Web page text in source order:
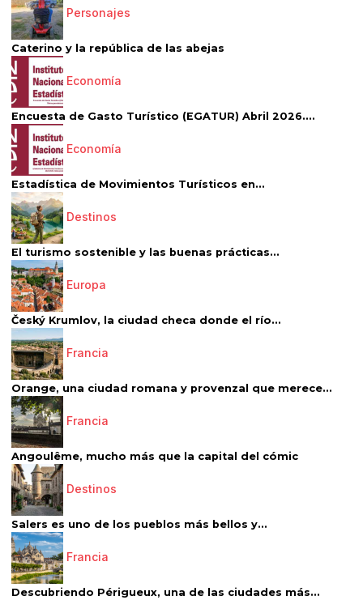
Personajes
Caterino y la república de las abejas
Economía
Encuesta de Gasto Turístico (EGATUR) Abril 2026....
Economía
Estadística de Movimientos Turísticos en...
Destinos
El turismo sostenible y las buenas prácticas...
Europa
Český Krumlov, la ciudad checa donde el río...
Francia
Orange, una ciudad romana y provenzal que merece...
Francia
Angoulême, mucho más que la capital del cómic
Destinos
Salers es uno de los pueblos más bellos y...
Francia
Descubriendo Périgueux, una de las ciudades más...